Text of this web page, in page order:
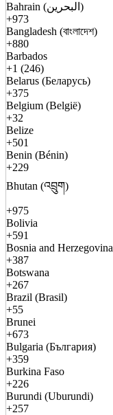
Bahrain (البحرين)
+973
Bangladesh (বাংলাদেশ)
+880
Barbados
+1 (246)
Belarus (Беларусь)
+375
Belgium (België)
+32
Belize
+501
Benin (Bénin)
+229
Bhutan (འབྲུག)
+975
Bolivia
+591
Bosnia and Herzegovina
+387
Botswana
+267
Brazil (Brasil)
+55
Brunei
+673
Bulgaria (България)
+359
Burkina Faso
+226
Burundi (Uburundi)
+257